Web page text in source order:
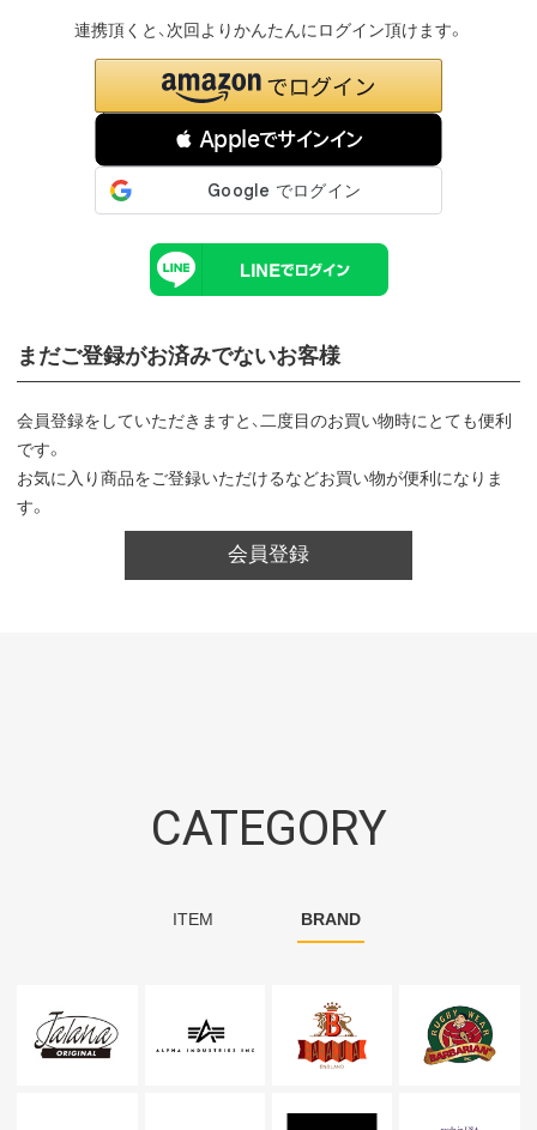
 Appleでサインイン
連携頂くと、次回よりかんたんにログイン頂けます。
まだご登録がお済みでないお客様
会員登録をしていただきますと、二度目のお買い物時にとても便利
です。
お気に入り商品をご登録いただけるなどお買い物が便利になりま
す。
会員登録
CATEGORY
ITEM BRAND